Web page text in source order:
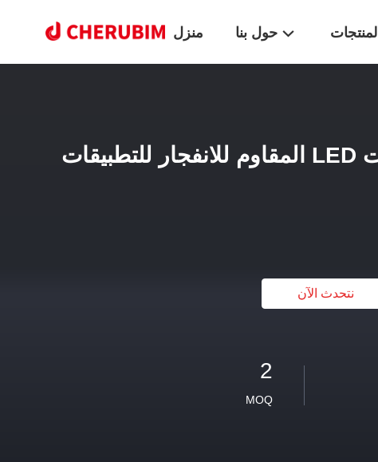
منزل حول بنا المنتجات
ضوء تحذير الطائرات LED المقاوم للانفجار للتطبيقات
نتحدث الآن
2
MOQ